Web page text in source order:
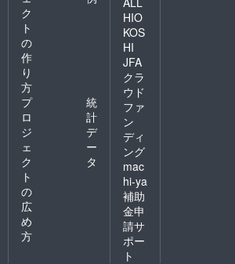
ク
ト
の
作
り
方
プ
ロ
ジ
ェ
ク
ト
の
広
め
方
統
計
デ
ー
タ
HIO
KOS
HI
JFA
クラ
ウド
ファ
ン
ディ
ング
mac
hi-ya
補助
金申
請サ
ポー
ト